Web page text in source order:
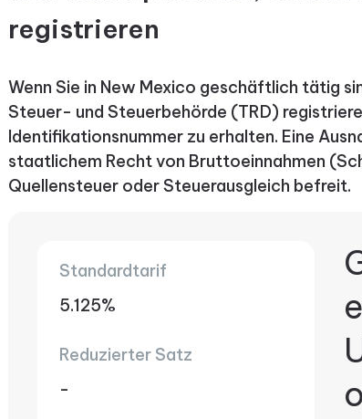
registrieren
Wenn Sie in New Mexico geschäftlich tätig
Steuer- und Steuerbehörde (TRD)
Identifikationsnummer zu erhalten. Eine
staatlichem Recht von Bruttoeinnahmen
Quellensteuer oder Steuerausgleich befreit.
Standardtarif
5.125%
Reduzierter Satz
-